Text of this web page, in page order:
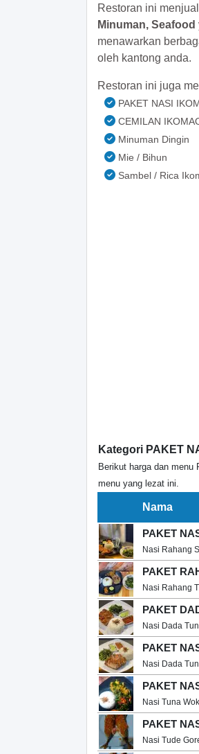
Restoran ini
Minuman, Seafood
menawarkan
oleh kantong anda.
Restoran ini juga
PAKET NASI
CEMILAN
Minuman Dingin
Mie / Bihun
Sambel / Rica
Kategori PAKET
Berikut harga dan
menu yang lezat ini.
Nama
PAKET
Nasi Rahang
PAKET
Nasi Rahang
PAKET
Nasi Dada
PAKET
Nasi Dada
PAKET
Nasi Tuna
PAKET
Nasi Tude